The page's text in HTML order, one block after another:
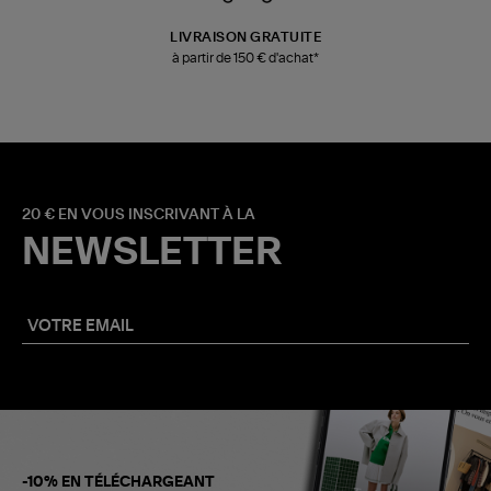
LIVRAISON GRATUITE
à partir de 150 € d'achat*
20 € EN VOUS INSCRIVANT À LA
NEWSLETTER
-10% EN TÉLÉCHARGEANT